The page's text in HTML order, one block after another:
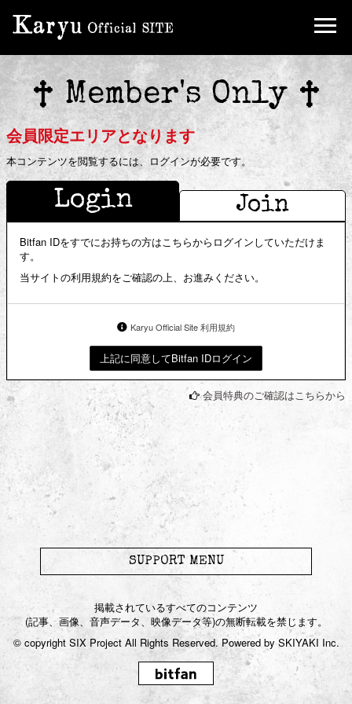
Birthday Mail
Ticket
FC Limited Goods
JOIN LOGIN
to Karyu
Blog
Gallery
Movie
Live / Radio
Streaming
Chat Room
Member's Only
会員限定エリアとなります
本コンテンツを閲覧するには、ログインが必要です。
Login Join
Bitfan IDをすでにお持ちの方はこちらからログインしていただけま
す。
当サイトの利用規約をご確認の上、お進みください。
Karyu Official Site 利用規約
上記に同意してBitfan IDログイン
会員特典のご確認はこちらから
SUPPORT MENU
掲載されているすべてのコンテンツ
(記事、画像、音声データ、映像データ等)の無断転載を禁じます。
© copyright SIX Project All Rights Reserved. Powered bySKIYAKI Inc.